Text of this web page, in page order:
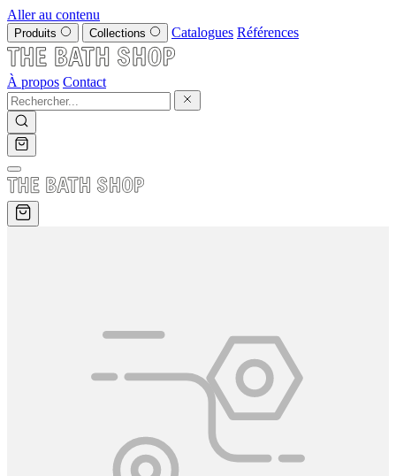
Aller au contenu
Produits Collections Catalogues Références
À propos Contact